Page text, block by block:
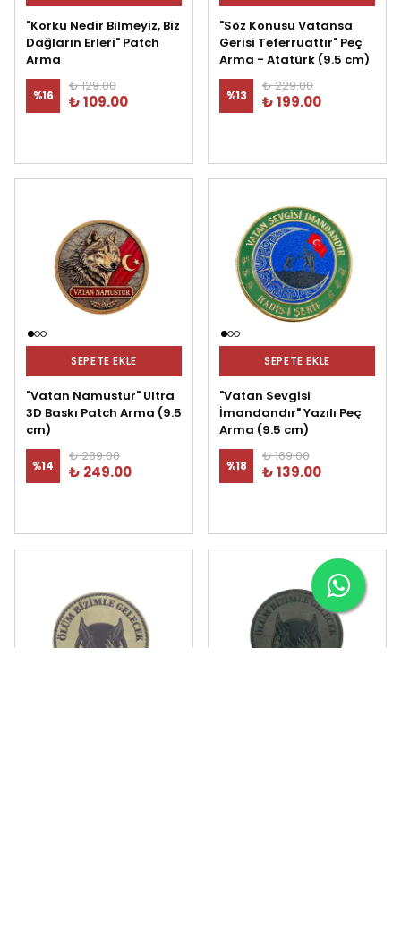
"Korku Nedir Bilmeyiz, Biz
Dağların Erleri" Patch
Arma
%16
₺ 129.00
₺ 109.00
"Söz Konusu Vatansa
Gerisi Teferruattır" Peç
Arma - Atatürk (9.5 cm)
%13
₺ 229.00
₺ 199.00
SEPETE EKLE
"Vatan Namustur" Ultra
3D Baskı Patch Arma (9.5
cm)
%14
₺ 289.00
₺ 249.00
SEPETE EKLE
"Vatan Sevgisi
İmandandır" Yazılı Peç
Arma (9.5 cm)
%18
₺ 169.00
₺ 139.00